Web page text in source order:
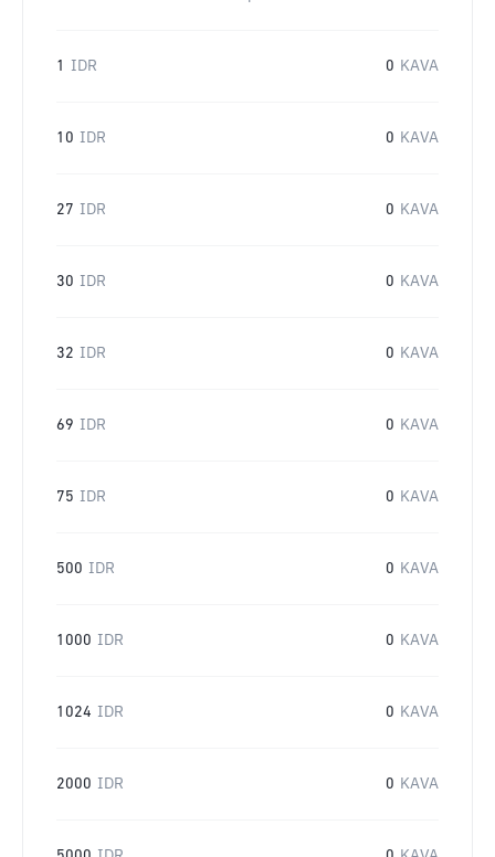
1 IDR 0 KAVA
10 IDR 0 KAVA
27 IDR 0 KAVA
30 IDR 0 KAVA
32 IDR 0 KAVA
69 IDR 0 KAVA
75 IDR 0 KAVA
500 IDR 0 KAVA
1000 IDR 0 KAVA
1024 IDR 0 KAVA
2000 IDR 0 KAVA